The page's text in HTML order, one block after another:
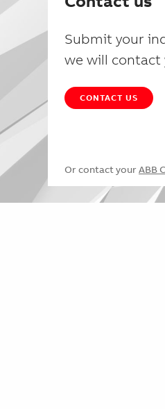
Submit your
we will contact
CONTACT US
Or contact your ABB